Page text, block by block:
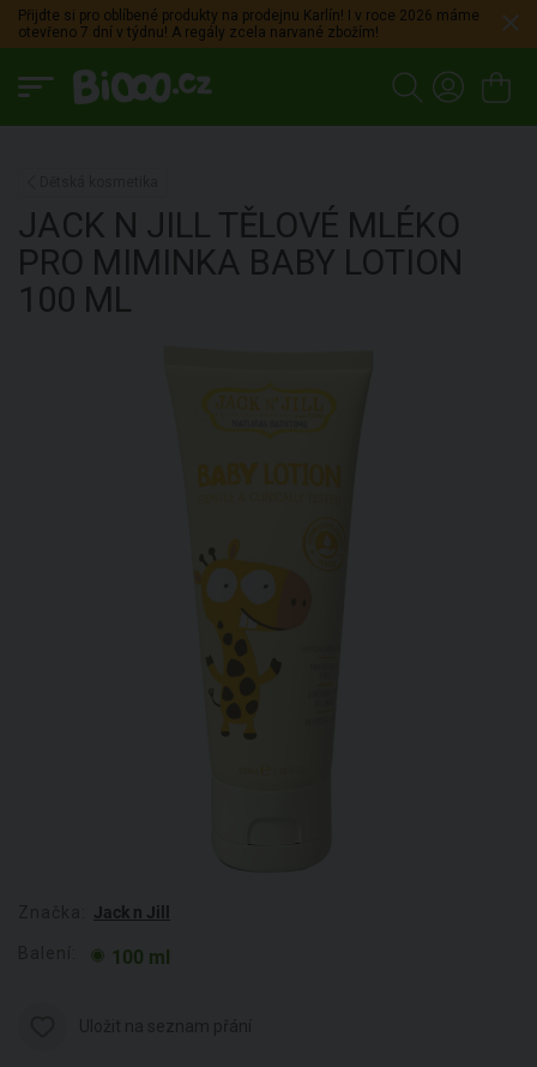
Přijdte si pro oblíbené produkty na prodejnu Karlín! I v roce 2026 máme
otevřeno 7 dní v týdnu! A regály zcela narvané zbožím!
JACK N JILL TĚLOVÉ MLÉKO
PRO MIMINKA BABY LOTION
100 ML
Jack n Jill
100 ml